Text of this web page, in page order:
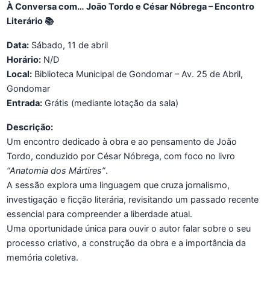
À Conversa com… João Tordo e César Nóbrega – Encontro
Literário 📚
Data: Sábado, 11 de abril
Horário: N/D
Local: Biblioteca Municipal de Gondomar – Av. 25 de Abril,
Gondomar
Entrada: Grátis (mediante lotação da sala)
Descrição:
Um encontro dedicado à obra e ao pensamento de João
Tordo, conduzido por César Nóbrega, com foco no livro
“Anatomia dos Mártires”.
A sessão explora uma linguagem que cruza jornalismo,
investigação e ficção literária, revisitando um passado recente
essencial para compreender a liberdade atual.
Uma oportunidade única para ouvir o autor falar sobre o seu
processo criativo, a construção da obra e a importância da
memória coletiva.